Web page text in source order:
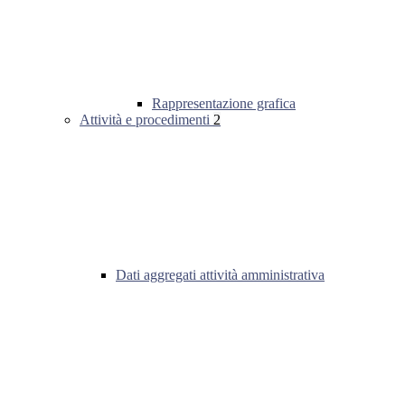
Rappresentazione grafica
Attività e procedimenti 2
Dati aggregati attività amministrativa